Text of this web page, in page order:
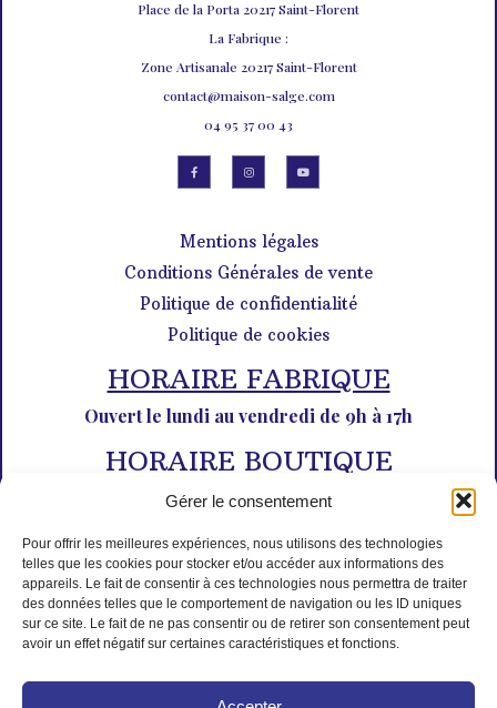
Gérer le consentement
Pour offrir les meilleures expériences, nous utilisons des technologies
telles que les cookies pour stocker et/ou accéder aux informations des
appareils. Le fait de consentir à ces technologies nous permettra de traiter
des données telles que le comportement de navigation ou les ID uniques
sur ce site. Le fait de ne pas consentir ou de retirer son consentement peut
avoir un effet négatif sur certaines caractéristiques et fonctions.
Place de la Porta 20217 Saint-Florent
La Fabrique :
Zone Artisanale 20217 Saint-Florent
contact@maison-salge.com
04 95 37 00 43
Mentions légales
Conditions Générales de vente
Politique de confidentialité
Politique de cookies
HORAIRE FABRIQUE
Ouvert le lundi au vendredi de 9h à 17h
HORAIRE BOUTIQUE
Du lundi au dimanche de 10h à 12h30 et de 14h30 à 18h30